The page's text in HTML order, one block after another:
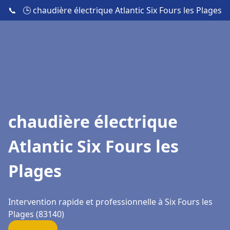
📞 🕒 chaudière électrique Atlantic Six Fours les Plages
chaudière électrique
Atlantic Six Fours les
Plages
Intervention rapide et professionnelle à Six Fours les
Plages (83140)